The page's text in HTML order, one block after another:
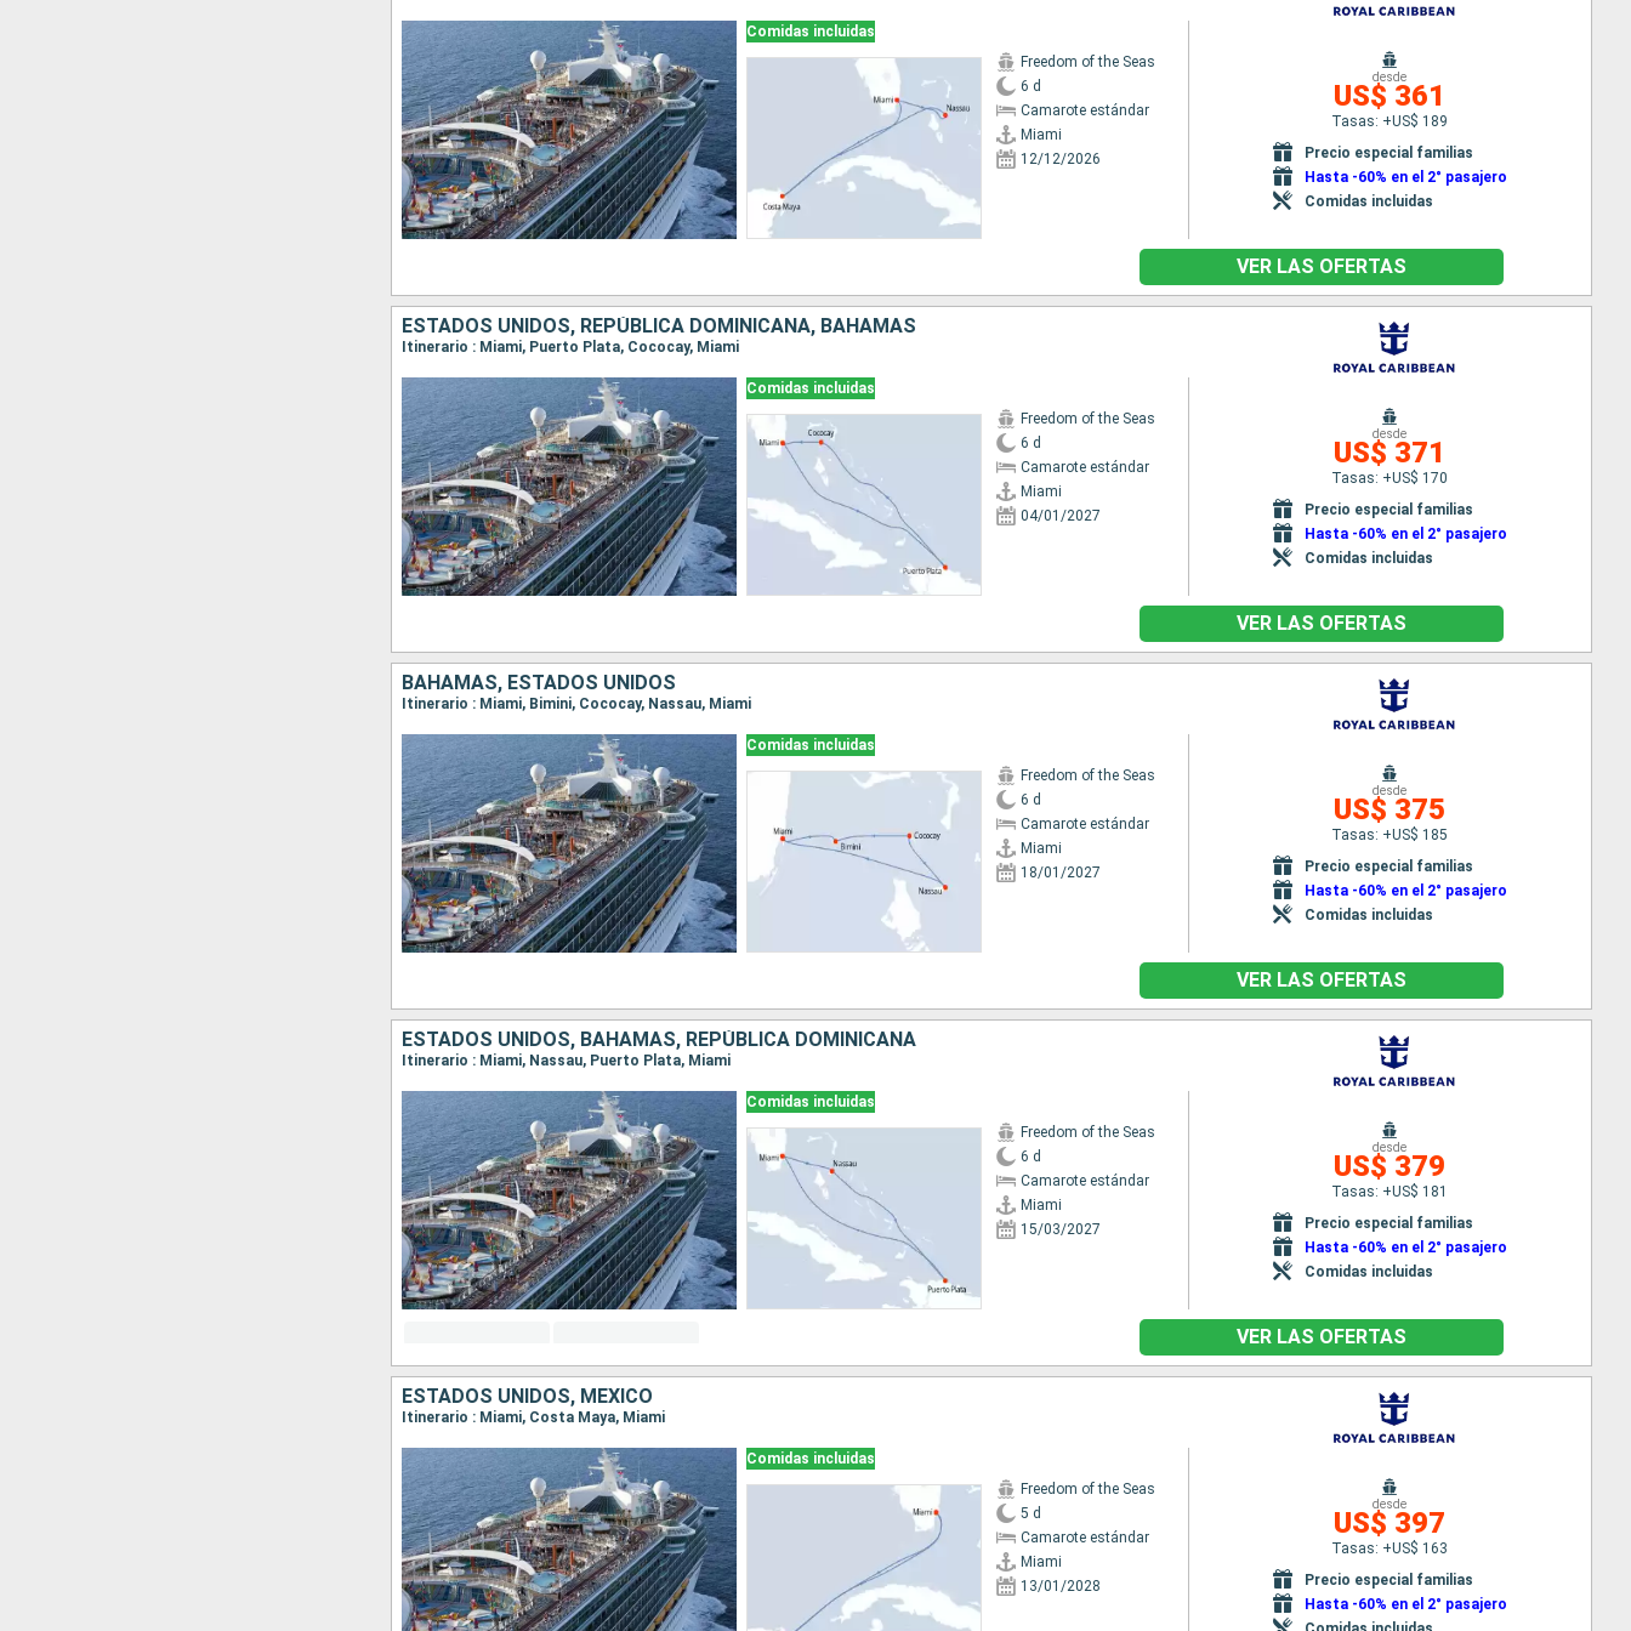
Comidas incluidas
Freedom of the Seas
6 d
Camarote estándar
Miami
12/12/2026
desde
US$ 361
Tasas: +US$ 189
Precio especial familias
Hasta -60% en el 2° pasajero
Comidas incluidas
VER LAS OFERTAS
ESTADOS UNIDOS, REPÚBLICA DOMINICANA, BAHAMAS
Itinerario : Miami, Puerto Plata, Cococay, Miami
Comidas incluidas
Freedom of the Seas
6 d
Camarote estándar
Miami
04/01/2027
desde
US$ 371
Tasas: +US$ 170
Precio especial familias
Hasta -60% en el 2° pasajero
Comidas incluidas
VER LAS OFERTAS
BAHAMAS, ESTADOS UNIDOS
Itinerario : Miami, Bimini, Cococay, Nassau, Miami
Comidas incluidas
Freedom of the Seas
6 d
Camarote estándar
Miami
18/01/2027
desde
US$ 375
Tasas: +US$ 185
Precio especial familias
Hasta -60% en el 2° pasajero
Comidas incluidas
VER LAS OFERTAS
ESTADOS UNIDOS, BAHAMAS, REPÚBLICA DOMINICANA
Itinerario : Miami, Nassau, Puerto Plata, Miami
Comidas incluidas
Freedom of the Seas
6 d
Camarote estándar
Miami
15/03/2027
desde
US$ 379
Tasas: +US$ 181
Precio especial familias
Hasta -60% en el 2° pasajero
Comidas incluidas
VER LAS OFERTAS
ESTADOS UNIDOS, MÉXICO
Itinerario : Miami, Costa Maya, Miami
Comidas incluidas
Freedom of the Seas
5 d
Camarote estándar
Miami
13/01/2028
desde
US$ 397
Tasas: +US$ 163
Precio especial familias
Hasta -60% en el 2° pasajero